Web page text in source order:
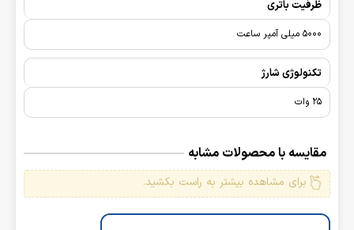
ظرفیت باتری
5000 میلی آمپر ساعت
تکنولوژی شارژ
25 وات
مقایسه با محصولات مشابه
برای مشاهده بیشتر به راست بکشید.